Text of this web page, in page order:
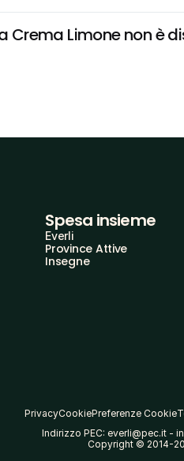
Limone non è
Spesa insieme
Everli
Province Attive
Insegne
PrivacyCookiePreferenze Cookie
Indirizzo PEC: everli@pec.it -
Copyright © 2014-